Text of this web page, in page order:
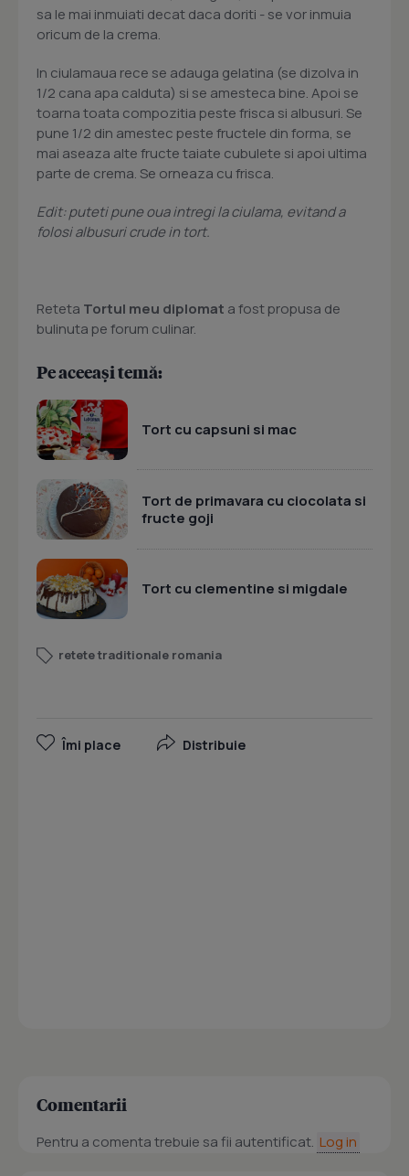
sa le mai inmuiati decat daca doriti - se vor inmuia
oricum de la crema.
In ciulamaua rece se adauga gelatina (se dizolva in
1/2 cana apa calduta) si se amesteca bine. Apoi se
toarna toata compozitia peste frisca si albusuri. Se
pune 1/2 din amestec peste fructele din forma, se
mai aseaza alte fructe taiate cubulete si apoi ultima
parte de crema. Se orneaza cu frisca.
Edit: puteti pune oua intregi la ciulama, evitand a
folosi albusuri crude in tort.
Reteta Tortul meu diplomat a fost propusa de
bulinuta pe forum culinar.
Pe aceeași temă:
Tort cu capsuni si mac
Tort de primavara cu ciocolata si
fructe goji
Tort cu clementine si migdale
retete traditionale romania
Îmi place Distribuie
Comentarii
Pentru a comenta trebuie sa fii autentificat. Log in